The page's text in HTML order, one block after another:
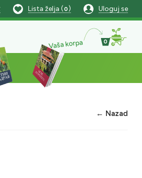
Lista želja (0 ) Uloguj se
Vaša korpa 0
← Nazad